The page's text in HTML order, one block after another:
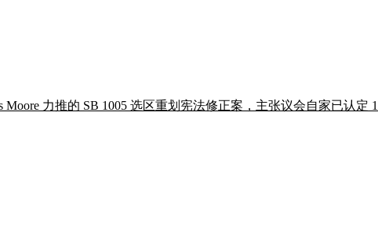
力推的 SB 1005 选区重划宪法修正案，主张议会自家已认定